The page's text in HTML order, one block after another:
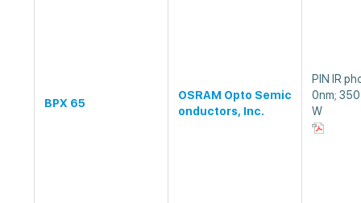
BPX 65
OSRAM Opto Semic
onductors, Inc.
PIN IR
0nm;
W